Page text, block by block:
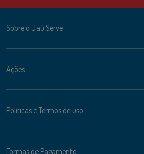
Sobre o Jaú Serve
Ações
Politicas e Termos de uso
Formas de Pagamento